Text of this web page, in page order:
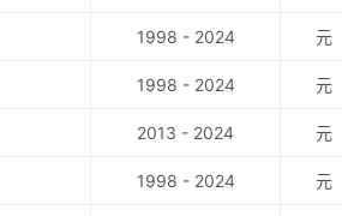
1998 - 2024 元
1998 - 2024 元
2013 - 2024 元
1998 - 2024 元